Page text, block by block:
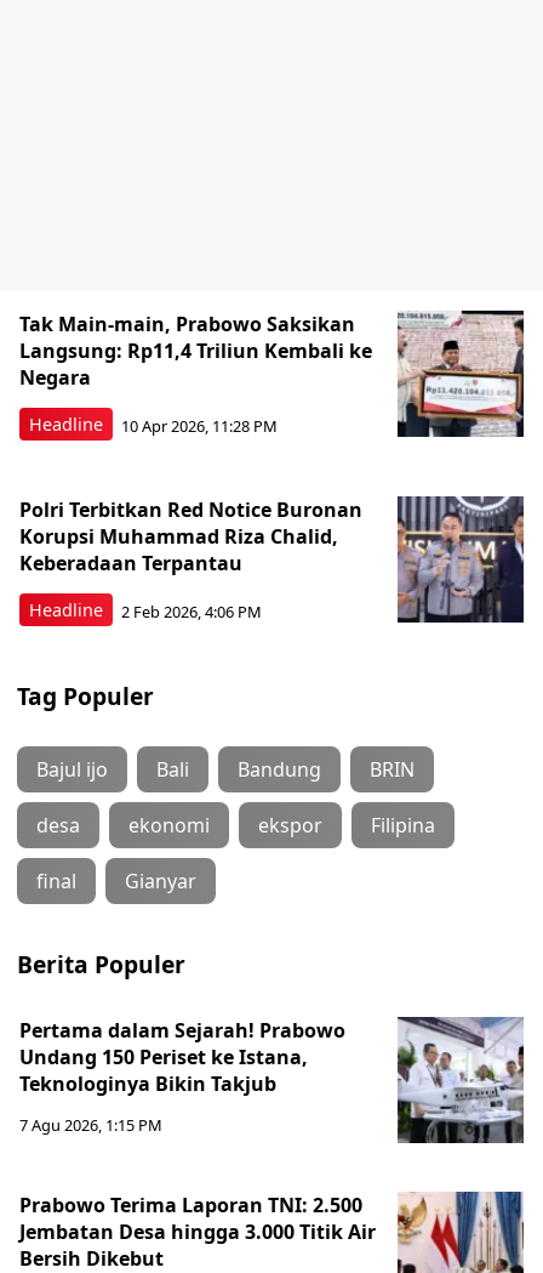
Headline
Tak Main-main, Prabowo Saksikan
Langsung: Rp11,4 Triliun Kembali ke
Negara
10 Apr 2026, 11:28 PM
Headline
Polri Terbitkan Red Notice Buronan
Korupsi Muhammad Riza Chalid,
Keberadaan Terpantau
2 Feb 2026, 4:06 PM
Tag Populer
Bajul ijo Bali Bandung BRIN
desa ekonomi ekspor Filipina
final Gianyar
Berita Populer
Pertama dalam Sejarah! Prabowo
Undang 150 Periset ke Istana,
Teknologinya Bikin Takjub
7 Agu 2026, 1:15 PM
Prabowo Terima Laporan TNI: 2.500
Jembatan Desa hingga 3.000 Titik Air
Bersih Dikebut